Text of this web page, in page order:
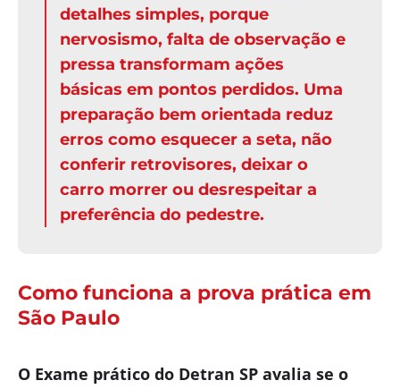
detalhes simples, porque
nervosismo, falta de observação e
pressa transformam ações
básicas em pontos perdidos. Uma
preparação bem orientada reduz
erros como esquecer a seta, não
conferir retrovisores, deixar o
carro morrer ou desrespeitar a
preferência do pedestre.
Como funciona a prova prática em
São Paulo
O Exame prático do Detran SP avalia se o